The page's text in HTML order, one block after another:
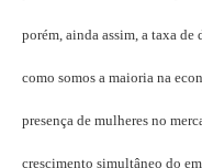
porém, ainda assim, a taxa de
como somos a maioria na
presença de mulheres no
crescimento simultâneo do